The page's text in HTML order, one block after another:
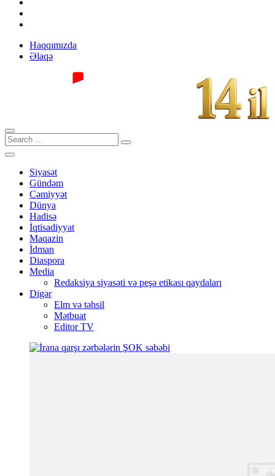
Haqqımızda
Əlaqə
Siyasət
Gündəm
Cəmiyyət
Dünya
Hadisə
İqtisadiyyat
Maqazin
İdman
Diaspora
Media
Redaksiya siyasəti və peşə etikası qaydaları
Digər
Elm və təhsil
Mətbuat
Editor TV